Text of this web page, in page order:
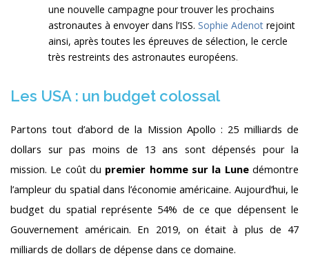
une nouvelle campagne pour trouver les prochains
astronautes à envoyer dans l’ISS. Sophie Adenot rejoint
ainsi, après toutes les épreuves de sélection, le cercle
très restreints des astronautes européens.
Les USA : un budget colossal
Partons tout d’abord de la Mission Apollo : 25 milliards de
dollars sur pas moins de 13 ans sont dépensés pour la
mission. Le coût du premier homme sur la Lunedémontre
l’ampleur du spatial dans l’économie américaine. Aujourd’hui, le
budget du spatial représente 54% de ce que dépensent le
Gouvernement américain. En 2019, on était à plus de 47
milliards de dollars de dépense dans ce domaine.